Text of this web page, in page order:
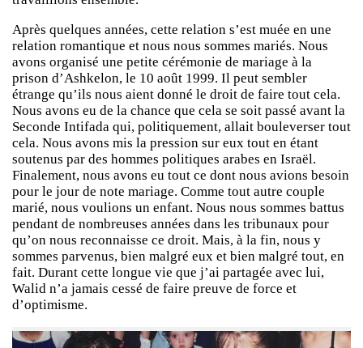
Après quelques années, cette relation s’est muée en une
relation romantique et nous nous sommes mariés. Nous
avons organisé une petite cérémonie de mariage à la
prison d’Ashkelon, le 10 août 1999. Il peut sembler
étrange qu’ils nous aient donné le droit de faire tout cela.
Nous avons eu de la chance que cela se soit passé avant la
Seconde Intifada qui, politiquement, allait bouleverser tout
cela. Nous avons mis la pression sur eux tout en étant
soutenus par des hommes politiques arabes en Israël.
Finalement, nous avons eu tout ce dont nous avions besoin
pour le jour de note mariage. Comme tout autre couple
marié, nous voulions un enfant. Nous nous sommes battus
pendant de nombreuses années dans les tribunaux pour
qu’on nous reconnaisse ce droit. Mais, à la fin, nous y
sommes parvenus, bien malgré eux et bien malgré tout, en
fait. Durant cette longue vie que j’ai partagée avec lui,
Walid n’a jamais cessé de faire preuve de force et
d’optimisme.